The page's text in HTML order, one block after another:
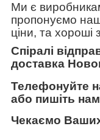
Ми є
пропонуємо
ціни, та хороші
Спіралі
доставка
Телефонуйте
або пишіть
Чекаємо